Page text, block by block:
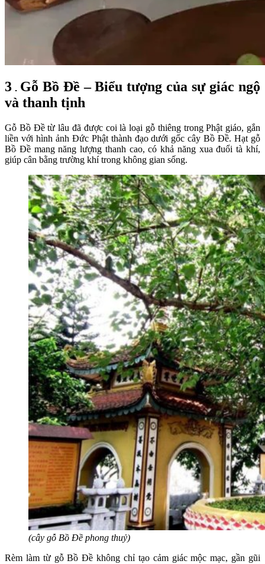
3 . Gỗ Bồ Đề – Biểu tượng của sự giác ngộ
và thanh tịnh
Gỗ Bồ Đề từ lâu đã được coi là loại gỗ thiêng trong Phật giáo, gắn
liền với hình ảnh Đức Phật thành đạo dưới gốc cây Bồ Đề. Hạt gỗ
Bồ Đề mang năng lượng thanh cao, có khả năng xua đuổi tà khí,
giúp cân bằng trường khí trong không gian sống.
(cây gỗ Bồ Đề phong thuỷ)
Rèm làm từ gỗ Bồ Đề không chỉ tạo cảm giác mộc mạc, gần gũi